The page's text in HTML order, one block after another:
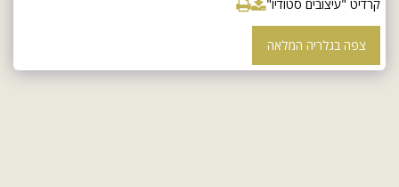
קרדיט "עיצובים סטודיו"
צפה בגלריה המלאה